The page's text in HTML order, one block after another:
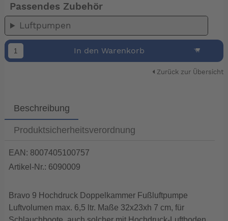
Passendes Zubehör
Luftpumpen
In den Warenkorb
Zurück zur Übersicht
Beschreibung
Produktsicherheitsverordnung
EAN: 8007405100757
Artikel-Nr.: 6090009
Bravo 9 Hochdruck Doppelkammer Fußluftpumpe
Luftvolumen max. 6,5 ltr. Maße 32x23xh 7 cm, für